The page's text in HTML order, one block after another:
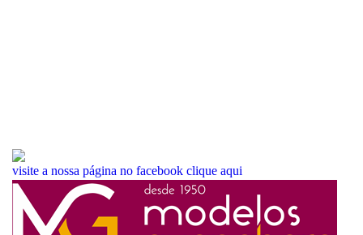
visite a nossa página no facebook clique aqui